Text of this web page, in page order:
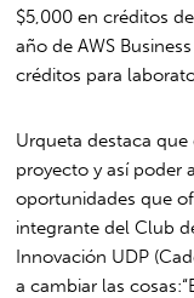
$5,000 en créditos
año de AWS
créditos para
Urqueta destaca
proyecto y así poder
oportunidades que
integrante del Club
Innovación UDP
a cambiar las